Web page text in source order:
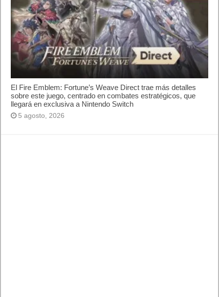
El Fire Emblem: Fortune’s Weave Direct trae más detalles
sobre este juego, centrado en combates estratégicos, que
llegará en exclusiva a Nintendo Switch
5 agosto, 2026